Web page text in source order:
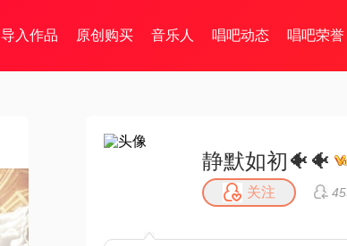
导入作品 原创购买 音乐人 唱吧动态 唱吧荣誉
静默如初🐠🐠
关注